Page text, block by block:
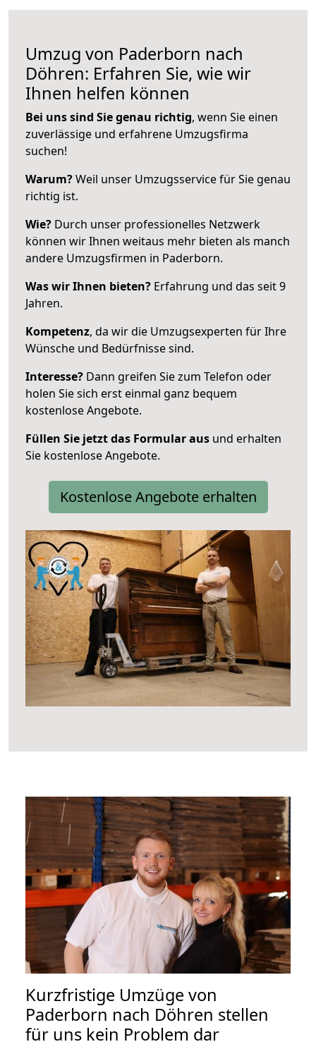
Umzug von Paderborn nach
Döhren: Erfahren Sie, wie wir
Ihnen helfen können
Bei uns sind Sie genau richtig, wenn Sie einen
zuverlässige und erfahrene Umzugsfirma
suchen!
Warum?Weil unser Umzugsservice für Sie genau
richtig ist.
Wie? Durch unser professionelles Netzwerk
können wir Ihnen weitaus mehr bieten als manch
andere Umzugsfirmen in Paderborn.
Was wir Ihnen bieten? Erfahrung und das seit 9
Jahren.
Kompetenz, da wir die Umzugsexperten für Ihre
Wünsche und Bedürfnisse sind.
Interesse? Dann greifen Sie zum Telefon oder
holen Sie sich erst einmal ganz bequem
kostenlose Angebote.
Füllen Sie jetzt das Formular aus und erhalten
Sie kostenlose Angebote.
Kostenlose Angebote erhalten
Kurzfristige Umzüge von
Paderborn nach Döhren stellen
für uns kein Problem dar